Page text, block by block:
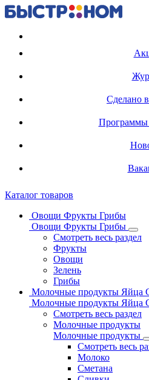
Сделано
Программы
Каталог товаров
Овощи Фрукты Грибы
Овощи Фрукты Грибы
Смотреть весь раздел
Фрукты
Овощи
Зелень
Грибы
Молочные продукты Яйца
Молочные продукты Яйца
Смотреть весь раздел
Молочные продукты
Молочные продукты
Смотреть весь
Молоко
Сметана